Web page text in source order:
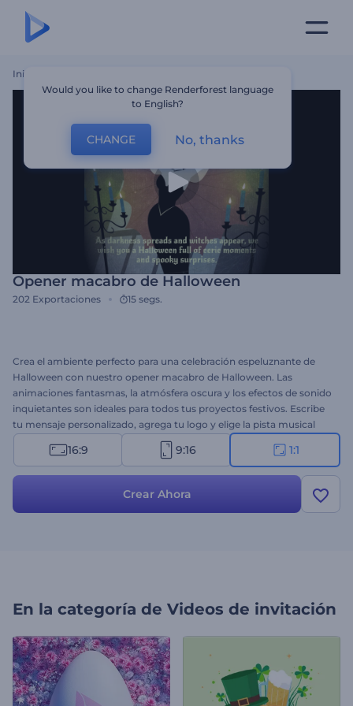
Inicio
Opener macabro de Halloween
202 Exportaciones 15 segs.
Crea el ambiente perfecto para una celebración espeluznante de
Halloween con nuestro opener macabro de Halloween. Las
animaciones fantasmas, la atmósfera oscura y los efectos de sonido
inquietantes son ideales para todos tus proyectos festivos. Escribe
tu mensaje personalizado, agrega tu logo y elige la pista musical
que mejor se adapte para una apertura única de Halloween.
Perfecto para videos de saludos navideños, invitaciones a fiestas,
16:9 9:16 1:1
Crear Ahora
En la categoría de Videos de invitación
Would you like to change Renderforest language
to English?
CHANGE No, thanks